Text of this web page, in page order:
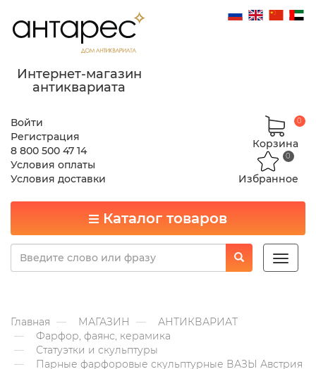
Интернет-магазин
антиквариата
Войти
Регистрация
8 800 500 47 14
Условия оплаты
Условия доставки
Корзина
0
Избранное
0
Каталог товаров
Toggle
Главная МАГАЗИН
АНТИКВАРИАТ
Фарфор, фаянс, керамика
Статуэтки и скульптуры
Парные фарфоровые скульптурные ВАЗЫ Австрия